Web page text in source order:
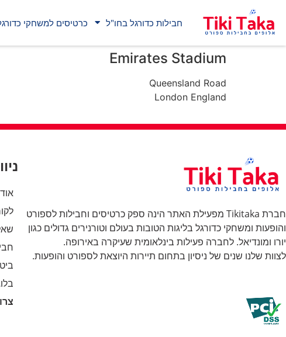
חבילות כדורגל בחו"ל כרטיסים למשחקי
Emirates Stadium
Queensland Road
London England
חברת Tikitaka מפעילת האתר הינה ספק כרטיסים וחבילות לספורט
והופעות ומשחקי כדורגל בליגות הטובות בעולם וטורנירים גדולים כגון
יורו ומונדיאל. לחברה פעילות בינלאומית שעיקרה באירופה.
לצוות שלנו שנים של ניסיון בתחום תיירות היוצאת לספורט והופעות.